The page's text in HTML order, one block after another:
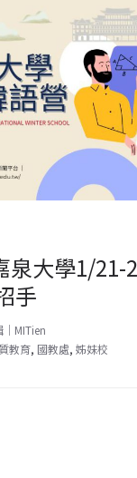
泉大學1/21-
手
｜MITien
教育, 國教處, 姊妹校